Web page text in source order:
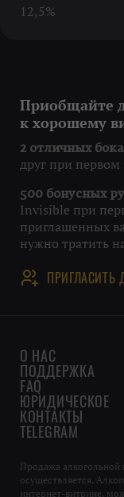
12,5%
Приобщайте
к хорошему
2 отличных
друг при первом
500 бонусных
Invisible при
приглашенных
нужно тратить
ПРИГЛАСИТЬ
О НАС
ПОДДЕРЖКА
FAQ
ЮРИДИЧЕСКОЕ
КОНТАКТЫ
TELEGRAM
Продажа
осуществляется.
интернет-витрине,